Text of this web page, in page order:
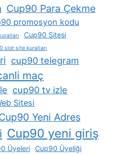
Cup90 Para Çekme
promosyon kodu
Cup90 Sitesi
slot site kuralları
cup90 telegram
maç
cup90 tv izle
Sitesi
Yeni Adres
Cup90 yeni giriş
Üyeleri Cup90 Üyeliği